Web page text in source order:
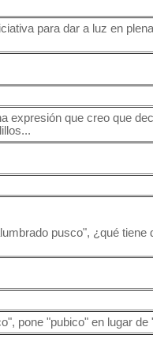
para dar a luz en
expresión que creo que
pusco", ¿qué
pone "pubico" en lugar de